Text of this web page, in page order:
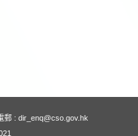
郵 : dir_enq@cso.gov.hk